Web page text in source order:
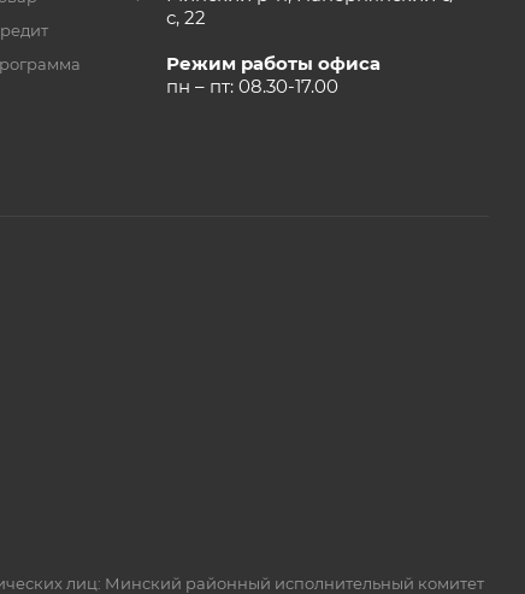
с, 22
Режим работы офиса
пн – пт: 08.30-17.00
лиц: Минский районный исполнительный комитет